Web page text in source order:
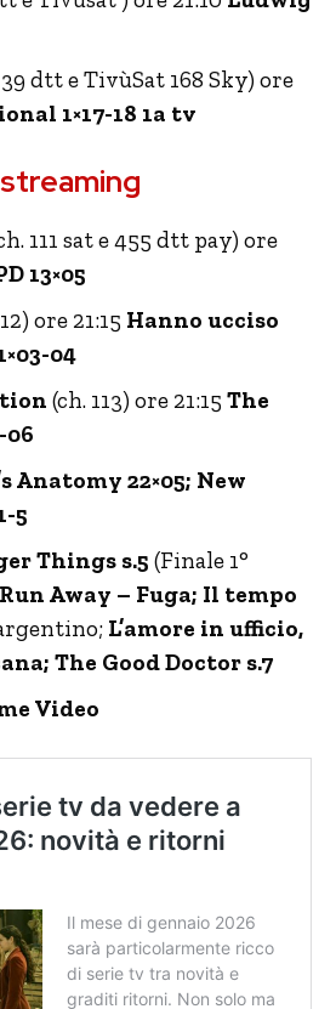
39 dtt e TivùSat 168 Sky) ore
1×17-18 1a tv
111 sat e 455 dtt pay) ore
13×05
ore 21:15 Hanno ucciso
04
(ch. 113) ore 21:15 The
06
Anatomy 22×05; New
5
Things s.5 (Finale 1°
Run Away – Fuga; Il tempo
L’amore in ufficio,
The Good Doctor s.7
Video